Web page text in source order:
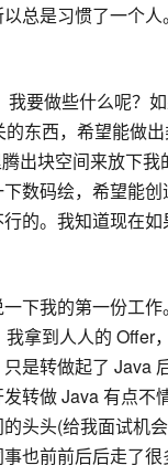
总是习惯了一个
我要做些什么呢？
的东西，希望能做
出块空间来放下
数码绘，希望能
的。我知道现在
下我的第一份工
拿到人人的 Offer
是转做起了 Java
转做 Java 有点不
头头(给我面试机
也前前后后走了